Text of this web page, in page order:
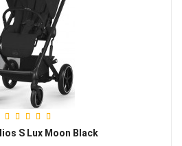
S Lux Moon Black